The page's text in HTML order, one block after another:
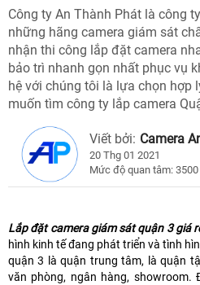
Công ty An Thành Phát là công
những hãng camera giám sát
nhận thi công lắp đặt camera
bảo trì nhanh gọn nhất phục vụ
hệ với chúng tôi là lựa chọn hợp
muốn tìm công ty lắp camera
Viết bởi: Camera
20 Thg 01 2021
Mức độ quan tâm: 3500
Lắp đặt camera giám sát quận 3 giá
hình kinh tế đang phát triển và tình
quận 3 là quận trung tâm, là quận
văn phòng, ngân hàng, showroom.